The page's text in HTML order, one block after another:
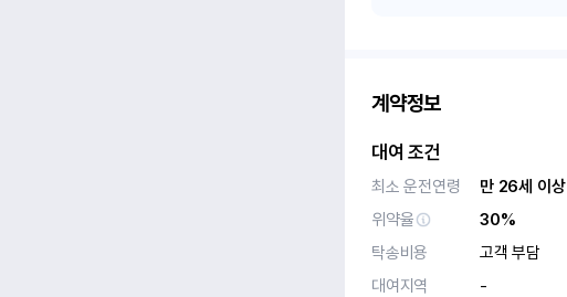
계약정보
대여 조건
최소 운전연령
만 26세 이상
위약율
30%
탁송비용
고객 부담
대여지역
-